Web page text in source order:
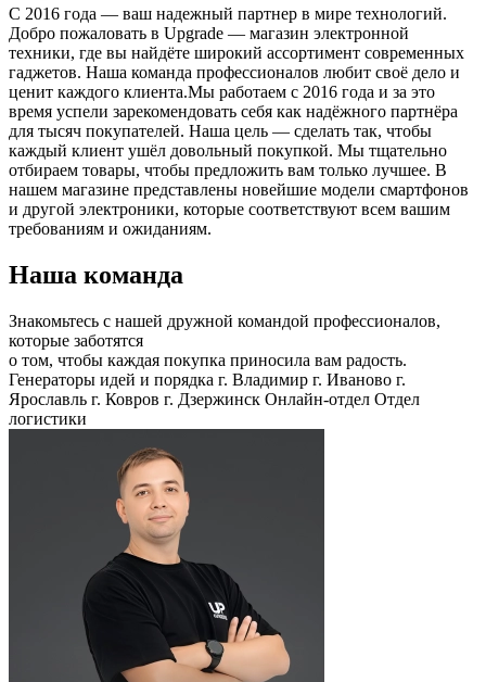
С 2016 года — ваш надежный партнер в мире технологий.
Добро пожаловать в Upgrade — магазин электронной
техники, где вы найдёте широкий ассортимент современных
гаджетов. Наша команда профессионалов любит своё дело и
ценит каждого клиента.Мы работаем с 2016 года и за это
время успели зарекомендовать себя как надёжного партнёра
для тысяч покупателей. Наша цель — сделать так, чтобы
каждый клиент ушёл довольный покупкой. Мы тщательно
отбираем товары, чтобы предложить вам только лучшее. В
нашем магазине представлены новейшие модели смартфонов
и другой электроники, которые соответствуют всем вашим
требованиям и ожиданиям.
Наша команда
Знакомьтесь с нашей дружной командой профессионалов,
которые заботятся
о том, чтобы каждая покупка приносила вам радость.
Генераторы идей и порядка г. Владимир г. Иваново г.
Ярославль г. Ковров г. Дзержинск Онлайн-отдел Отдел
логистики